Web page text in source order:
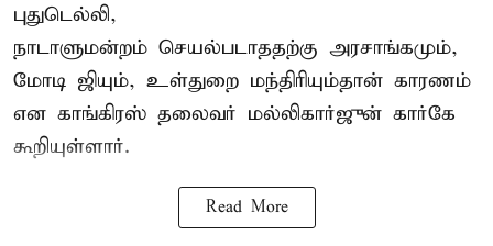
புதுடெல்லி,
நாடாளுமன்றம் செயல்படாததற்கு அரசாங்கமும்,
மோடி ஜியும், உள்துறை மந்திரியும்தான் காரணம்
என காங்கிரஸ் தலைவர் மல்லிகார்ஜுன் கார்கே
கூறியுள்ளார்.
Read More